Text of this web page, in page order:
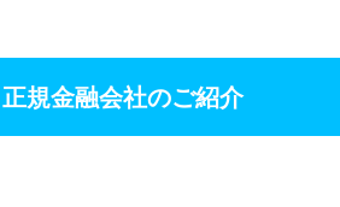
正規金融会社のご紹介